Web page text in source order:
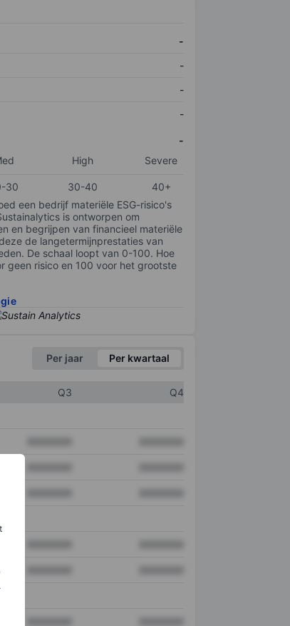
-
-
-
-
-
High Severe
30 30-40
40+
een bedrijf materiële ESG-risico's
is ontworpen om
en begrijpen van financieel materiële
de langetermijnprestaties van
De schaal loopt van 0-100. Hoe
geen risico en 100 voor het grootste
Per jaar Per kwartaal
Q3
Q4